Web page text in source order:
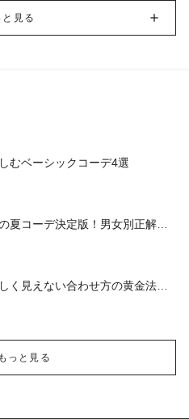
と見る
むベーシックコーデ4選
夏コーデ決定版！男女別正解ス
く見えない合わせ方の黄金法則
っと見る